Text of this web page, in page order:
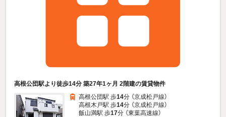
高根公団駅より徒歩14分 築27年1ヶ月 2階建の賃貸物件
高根公団駅 歩14分 （京成松戸線）
高根木戸駅 歩14分 （京成松戸線）
飯山満駅 歩17分 （東葉高速線）